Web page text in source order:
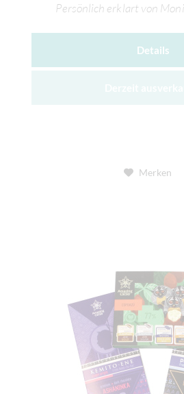
Persönlich erklart von
Details
Merken